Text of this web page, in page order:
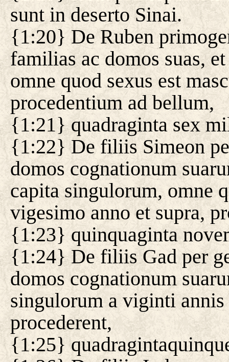
sunt in deserto Sinai.
{1:20} De Ruben
familias ac domos suas,
omne quod sexus est
procedentium ad bellum,
{1:21} quadraginta sex
{1:22} De filiis Simeon
domos cognationum
capita singulorum, omne
vigesimo anno et supra,
{1:23} quinquaginta
{1:24} De filiis Gad per
domos cognationum
singulorum a viginti annis
procederent,
{1:25}